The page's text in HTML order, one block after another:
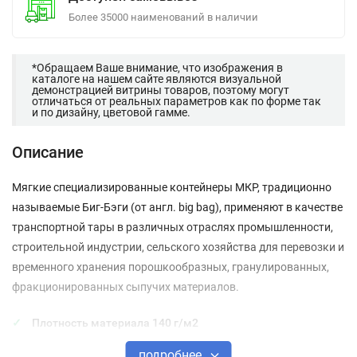
Более 35000 наименований в наличии
*Обращаем Ваше внимание, что изображения в
каталоге на нашем сайте являются визуальной
демонстрацией витрины товаров, поэтому могут
отличаться от реальных параметров как по форме так
и по дизайну, цветовой гамме.
Описание
Мягкие специализированные контейнеры МКР, традиционно
называемые Биг-Бэги (от англ. big bag), применяют в качестве
транспортной тары в различных отраслях промышленности,
строительной индустрии, сельского хозяйства для перевозки и
временного хранения порошкообразных, гранулированных,
фракционированных сыпучих материалов.
Плотность материала 140 г/м2